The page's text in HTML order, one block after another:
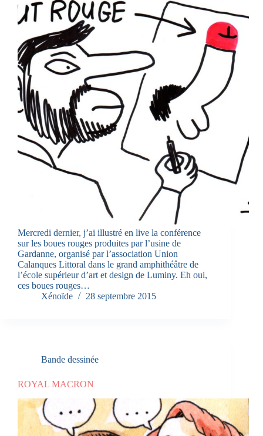
Mercredi dernier, j’ai illustré en live la conférence
sur les boues rouges produites par l’usine de
Gardanne, organisé par l’association Union
Calanques Littoral dans le grand amphithéâtre de
l’école supérieur d’art et design de Luminy. Eh oui,
ces boues rouges…
Xénoïde
28 septembre 2015
Bande dessinée
ROYAL MACRON